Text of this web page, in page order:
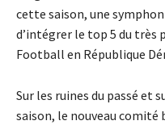
cette saison, une
d’intégrer le top 5 du très
Football en République
Sur les ruines du passé et
saison, le nouveau